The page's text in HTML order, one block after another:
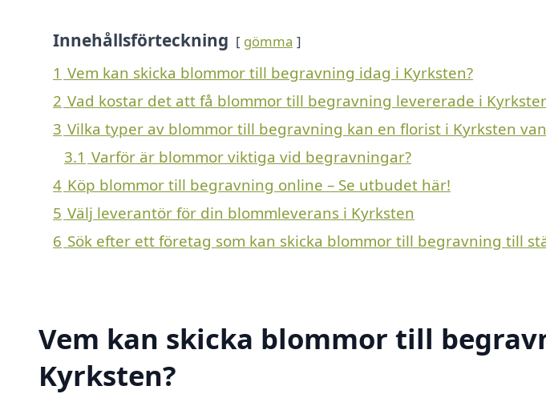
Innehållsförteckning gömma
1 Vem kan skicka blommor till begravning idag i Kyrksten?
2 Vad kostar det att få blommor till begravning levererade i
3 Vilka typer av blommor till begravning kan en florist i Kyrksten
3.1 Varför är blommor viktiga vid begravningar?
4 Köp blommor till begravning online – Se utbudet här!
5 Välj leverantör för din blommleverans i Kyrksten
6 Sök efter ett företag som kan skicka blommor till begravning till
Vem kan skicka blommor till
Kyrksten?